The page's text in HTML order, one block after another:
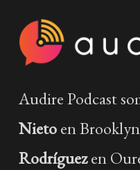
Audire Podcast
Nietoen
Rodríguezen